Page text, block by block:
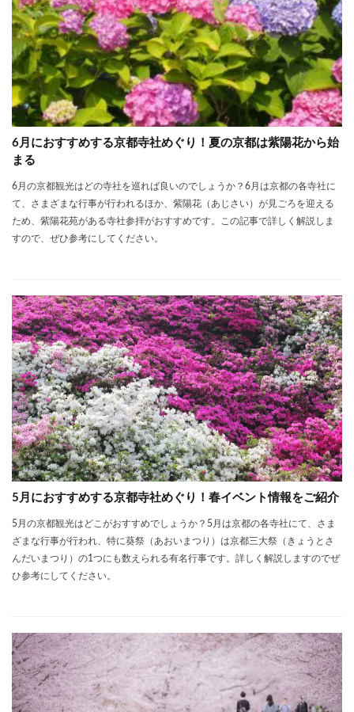
6月におすすめする京都寺社めぐり！夏の京都は紫陽花から始
まる
6月の京都観光はどの寺社を巡れば良いのでしょうか？6月は京都の各寺社に
て、さまざまな行事が行われるほか、紫陽花（あじさい）が見ごろを迎える
ため、紫陽花苑がある寺社参拝がおすすめです。この記事で詳しく解説しま
すので、ぜひ参考にしてください。
5月におすすめする京都寺社めぐり！春イベント情報をご紹介
5月の京都観光はどこがおすすめでしょうか？5月は京都の各寺社にて、さま
ざまな行事が行われ、特に葵祭（あおいまつり）は京都三大祭（きょうとさ
んだいまつり）の1つにも数えられる有名行事です。詳しく解説しますのでぜ
ひ参考にしてください。